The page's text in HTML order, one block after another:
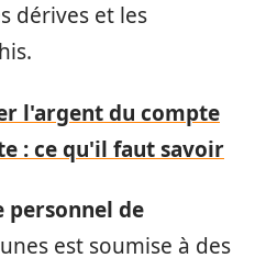
dérives et les
l'argent du compte
: ce qu'il faut savoir
personnel de
est soumise à des